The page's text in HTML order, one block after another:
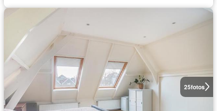
25fotos